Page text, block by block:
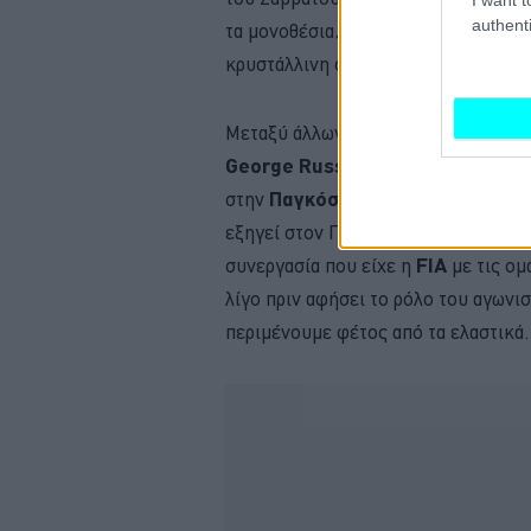
τα μονοθέσια, ζητήσαμε από
κρυστάλλινη σφαίρα και να
Μεταξύ άλλων, απαντούν στην
George Russell Pierre Gasly,
στην Παγκόσμια Ομοσπονδία
εξηγεί στον Πάνο Σεϊτανίδη της
συνεργασία που είχε η FIA με τις
λίγο πριν αφήσει το ρόλο του
περιμένουμε φέτος από τα ελαστικά.